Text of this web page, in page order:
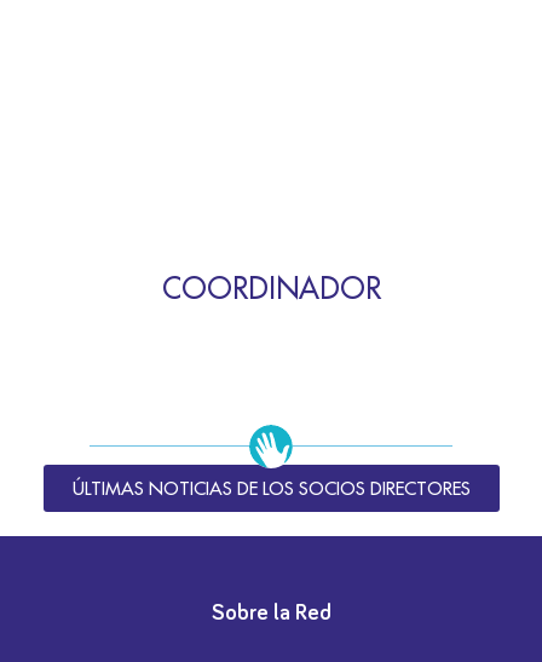
COORDINADOR
ÚLTIMAS NOTICIAS DE LOS SOCIOS DIRECTORES
Sobre la Red